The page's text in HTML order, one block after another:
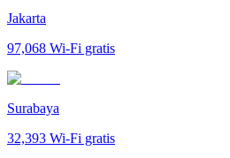
Jakarta
97,068 Wi-Fi gratis
Surabaya
32,393 Wi-Fi gratis